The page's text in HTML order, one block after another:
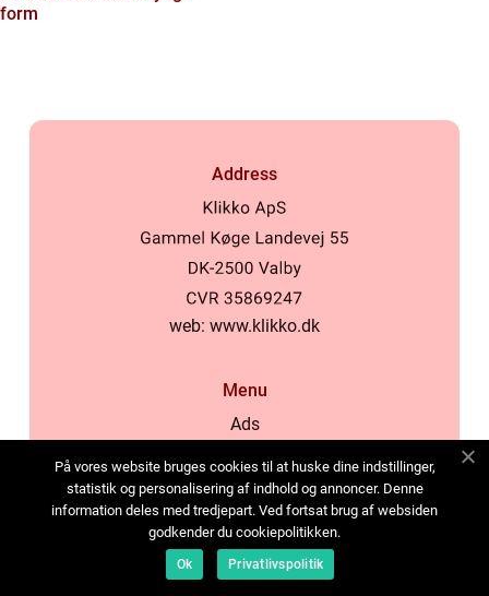
form
Address
web: www.klikko.dk
Menu
Ads
Cookies
Contact
Sitemap
På vores website bruges cookies til at huske dine indstillinger,
statistik og personalisering af indhold og annoncer. Denne
information deles med tredjepart. Ved fortsat brug af websiden
godkender du cookiepolitikken.
Ok Privatlivspolitik